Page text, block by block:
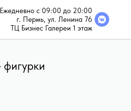
Ежедневно с 09:00 до 20:00
г. Пермь, ул. Ленина 76
ТЦ Бизнес Галереи 1 этаж